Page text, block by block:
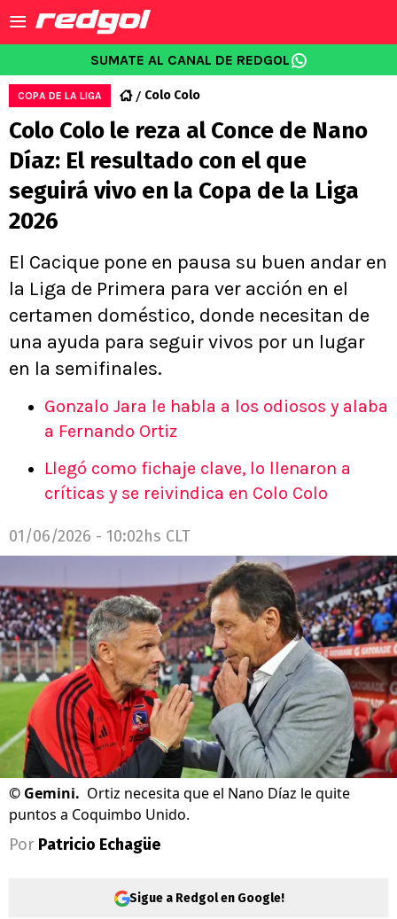
SUMATE AL CANAL DE REDGOL
COPA DE LA LIGA Colo Colo
Colo Colo le reza al Conce de Nano
Díaz: El resultado con el que
seguirá vivo en la Copa de la Liga
2026
El Cacique pone en pausa su buen andar en
la Liga de Primera para ver acción en el
certamen doméstico, donde necesitan de
una ayuda para seguir vivos por un lugar
en la semifinales.
Gonzalo Jara le habla a los odiosos y alaba
a Fernando Ortiz
Llegó como fichaje clave, lo llenaron a
críticas y se reivindica en Colo Colo
01/06/2026 - 10:02hs CLT
© Gemini. Ortiz necesita que el Nano Díaz le quite
puntos a Coquimbo Unido.
Por Patricio Echagüe
Sigue a Redgol en Google!